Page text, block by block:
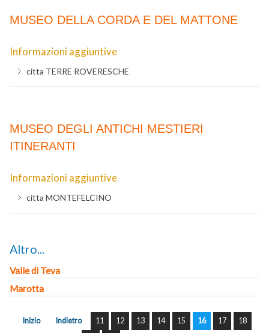
MUSEO DELLA CORDA E DEL MATTONE
Informazioni aggiuntive
citta TERRE ROVERESCHE
MUSEO DEGLI ANTICHI MESTIERI
ITINERANTI
Informazioni aggiuntive
citta MONTEFELCINO
Altro...
Valle di Teva
Marotta
Inizio Indietro 11 12 13 14 15 16 17
18